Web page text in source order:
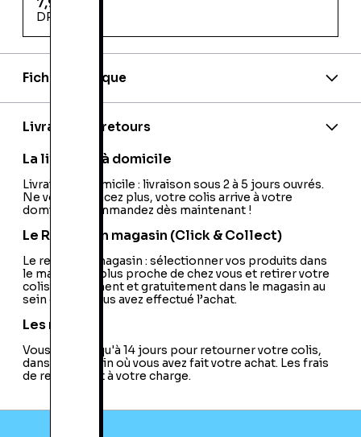
DREUX
Fiche technique
Code EAN:
12300314564
Livraison et retours
La livraison à domicile
Livraison à domicile : livraison sous 2 à 5 jours ouvrés.
Ne vous déplacez plus, votre colis arrive à votre
domicile ! Commandez dès maintenant !
Le Retrait en magasin (Click & Collect)
Le retrait en magasin : sélectionner vos produits dans
le magasin le plus proche de chez vous et retirer votre
colis directement et gratuitement dans le magasin au
sein duquel vous avez effectué l’achat.
Les retours
Vous avez jusqu'à 14 jours pour retourner votre colis,
dans le magasin où vous avez fait votre achat. Les frais
de retour sont à votre charge.